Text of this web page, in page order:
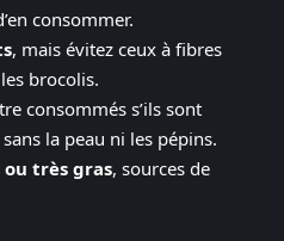
consommer.
, mais évitez ceux à fibres
brocolis.
consommés s’ils sont
la peau ni les pépins.
très gras, sources de